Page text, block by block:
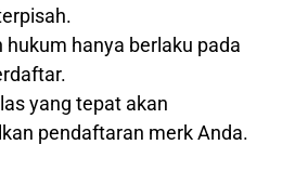
hukum hanya berlaku pada
yang tepat akan
pendaftaran merk Anda.